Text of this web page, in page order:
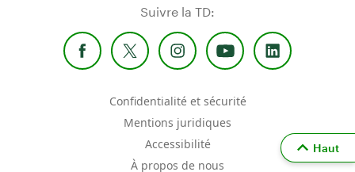
Suivre la TD:
Confidentialité et sécurité
Mentions juridiques
Accessibilité
À propos de nous
Haut